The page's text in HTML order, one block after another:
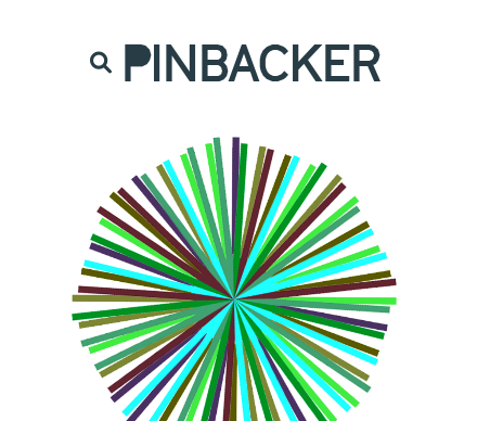
PINBACKER